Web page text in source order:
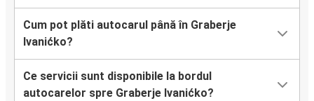
Cum pot plăti autocarul până în Graberje
Ivanićko?
Ce servicii sunt disponibile la bordul
autocarelor spre Graberje Ivanićko?